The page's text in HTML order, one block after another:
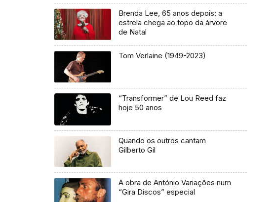
Brenda Lee, 65 anos depois: a
estrela chega ao topo da árvore
de Natal
Tom Verlaine (1949-2023)
“Transformer” de Lou Reed faz
hoje 50 anos
Quando os outros cantam
Gilberto Gil
A obra de António Variações num
“Gira Discos” especial